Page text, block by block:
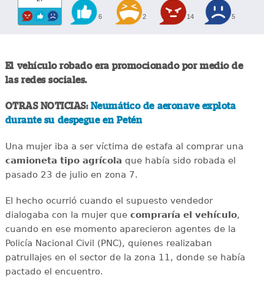
6 2 14 5
El vehículo robado era promocionado por medio de
las redes sociales.
OTRAS NOTICIAS:Neumático de aeronave explota
durante su despegue en Petén
Una mujer iba a ser víctima de estafa al comprar una
camioneta tipo agrícola que había sido robada el
pasado 23 de julio en zona 7.
El hecho ocurrió cuando el supuesto vendedor
dialogaba con la mujer quecompraría el vehículo,
cuando en ese momento aparecieron agentes de la
Policía Nacional Civil (PNC), quienes realizaban
patrullajes en el sector de la zona 11, donde se había
pactado el encuentro.